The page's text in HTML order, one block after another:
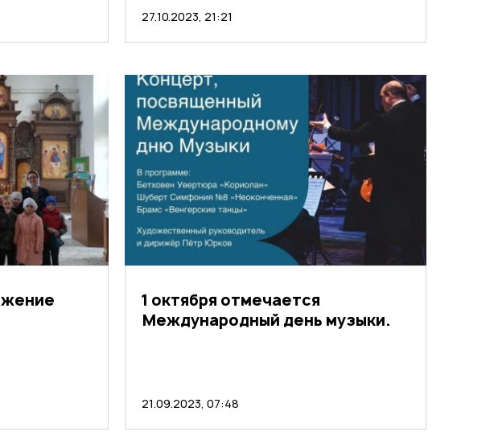
27.10.2023, 21:21
1 октября отмечается
Международный день музыки.
21.09.2023, 07:48